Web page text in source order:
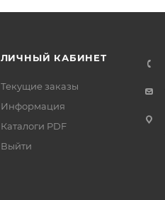
ЛИЧНЫЙ КАБИНЕТ
Текущие заказы
Информация
Каталоги PDF
Выйти